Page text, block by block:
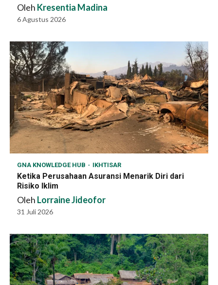
Oleh Kresentia Madina
6 Agustus 2026
GNA KNOWLEDGE HUB IKHTISAR
Ketika Perusahaan Asuransi Menarik Diri dari
Risiko Iklim
Oleh Lorraine Jideofor
31 Juli 2026